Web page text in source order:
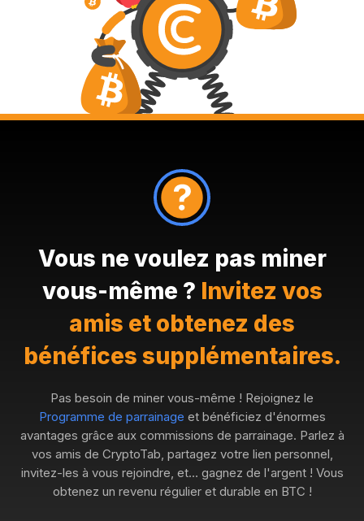
Vous ne voulez pas miner
vous-même ? Invitez vos
amis et obtenez des
bénéfices supplémentaires.
Pas besoin de miner vous-même ! Rejoignez le
Programme de parrainage et bénéficiez d'énormes
avantages grâce aux commissions de parrainage. Parlez à
vos amis de CryptoTab, partagez votre lien personnel,
invitez-les à vous rejoindre, et… gagnez de l'argent ! Vous
obtenez un revenu régulier et durable en BTC !